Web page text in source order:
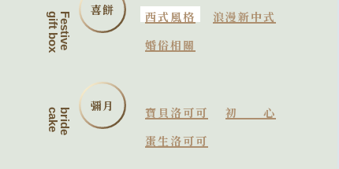
Festive
gift box
喜餅 西式風格
浪漫新中式
婚俗相關
bride
cake
彌月 寶貝洛可可
初心
蛋生洛可可